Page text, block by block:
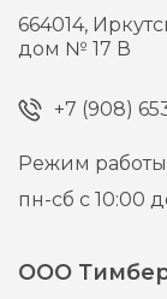
664014,
дом № 17 В
+7 (908)
Режим
пн-сб с 10:00
ООО